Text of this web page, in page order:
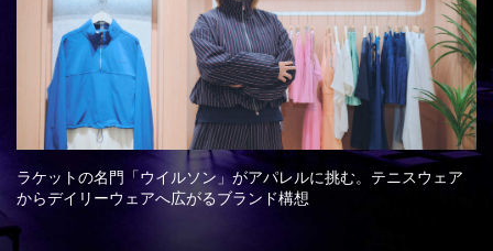
企業担当の方へ
企業ログイン
会員登録
プライバシーポリシー
ラケットの名門「ウイルソン」がアパレルに挑む。テニスウェア
からデイリーウェアへ広がるブランド構想